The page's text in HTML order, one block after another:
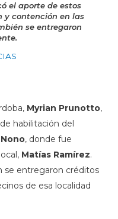
el aporte de estos
y contención en las
se entregaron
Myrian Prunotto,
habilitación del
, donde fue
Matías Ramírez.
se entregaron créditos
de esa localidad